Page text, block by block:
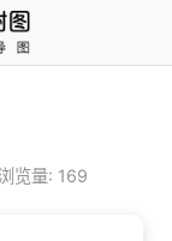
浏览量: 169